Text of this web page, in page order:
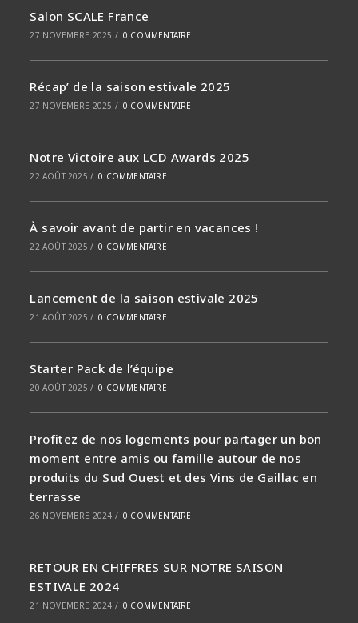
Salon SCALE France
27 NOVEMBRE 2025 / 0 COMMENTAIRE
Récap’ de la saison estivale 2025
27 NOVEMBRE 2025 / 0 COMMENTAIRE
Notre Victoire aux LCD Awards 2025
22 AOÛT 2025 / 0 COMMENTAIRE
À savoir avant de partir en vacances !
22 AOÛT 2025 / 0 COMMENTAIRE
Lancement de la saison estivale 2025
21 AOÛT 2025 / 0 COMMENTAIRE
Starter Pack de l’équipe
20 AOÛT 2025 / 0 COMMENTAIRE
Profitez de nos logements pour partager un bon
moment entre amis ou famille autour de nos
produits du Sud Ouest et des Vins de Gaillac en
terrasse
26 NOVEMBRE 2024 / 0 COMMENTAIRE
RETOUR EN CHIFFRES SUR NOTRE SAISON
ESTIVALE 2024
21 NOVEMBRE 2024 / 0 COMMENTAIRE